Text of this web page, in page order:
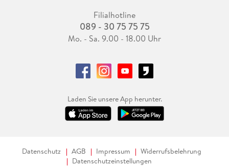
Filialhotline
089 - 30 75 75 75
Mo. - Sa. 9.00 - 18.00 Uhr
Laden Sie unsere App herunter.
Datenschutz AGB Impressum
Widerrufsbelehrung
Datenschutzeinstellungen